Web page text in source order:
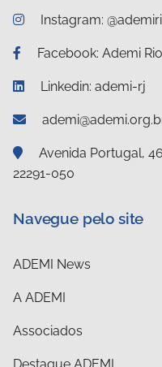
Instagram:
Facebook: Ademi Rio
Linkedin: ademi-rj
Avenida Portugal,
22291-050
Navegue pelo site
ADEMI News
A ADEMI
Associados